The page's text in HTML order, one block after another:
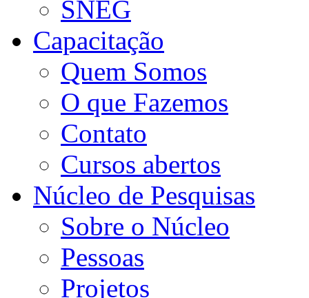
SNEG
Capacitação
Quem Somos
O que Fazemos
Contato
Cursos abertos
Núcleo de Pesquisas
Sobre o Núcleo
Pessoas
Projetos